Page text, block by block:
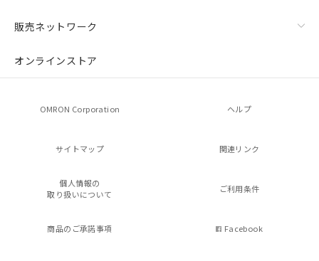
販売ネットワーク
オンラインストア
OMRON Corporation ヘルプ
サイトマップ 関連リンク
個人情報の
取り扱いについて
ご利用条件
商品のご承諾事項 Facebook